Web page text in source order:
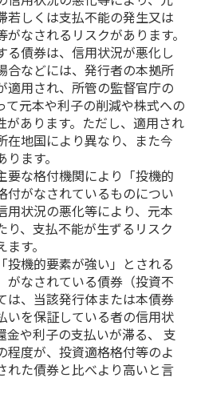
若しくは支払不能の発生又は
なされるリスクがあります。
る債券は、信用状況が悪化し
合などには、発行者の本拠所
適用され、所管の監督官庁の
て元本や利子の削減や株式への
があります。ただし、適用され
在地国により異なり、また今
ます。
要な格付機関により「投機的
付がなされているものについ
用状況の悪化等により、元本
り、支払不能が生ずるリスク
す。
投機的要素が強い」とされる
がなされている債券（投資不
は、当該発行体または本債券
いを保証している者の信用状
金や利子の支払いが滞る、 支
程度が、投資適格格付等のよ
れた債券と比べより高いと言